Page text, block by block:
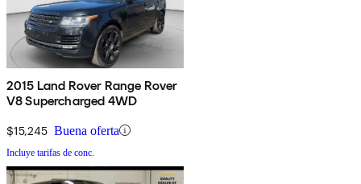
2015 Land Rover Range Rover
V8 Supercharged 4WD
$15,245 Buena oferta
Incluye tarifas de conc.